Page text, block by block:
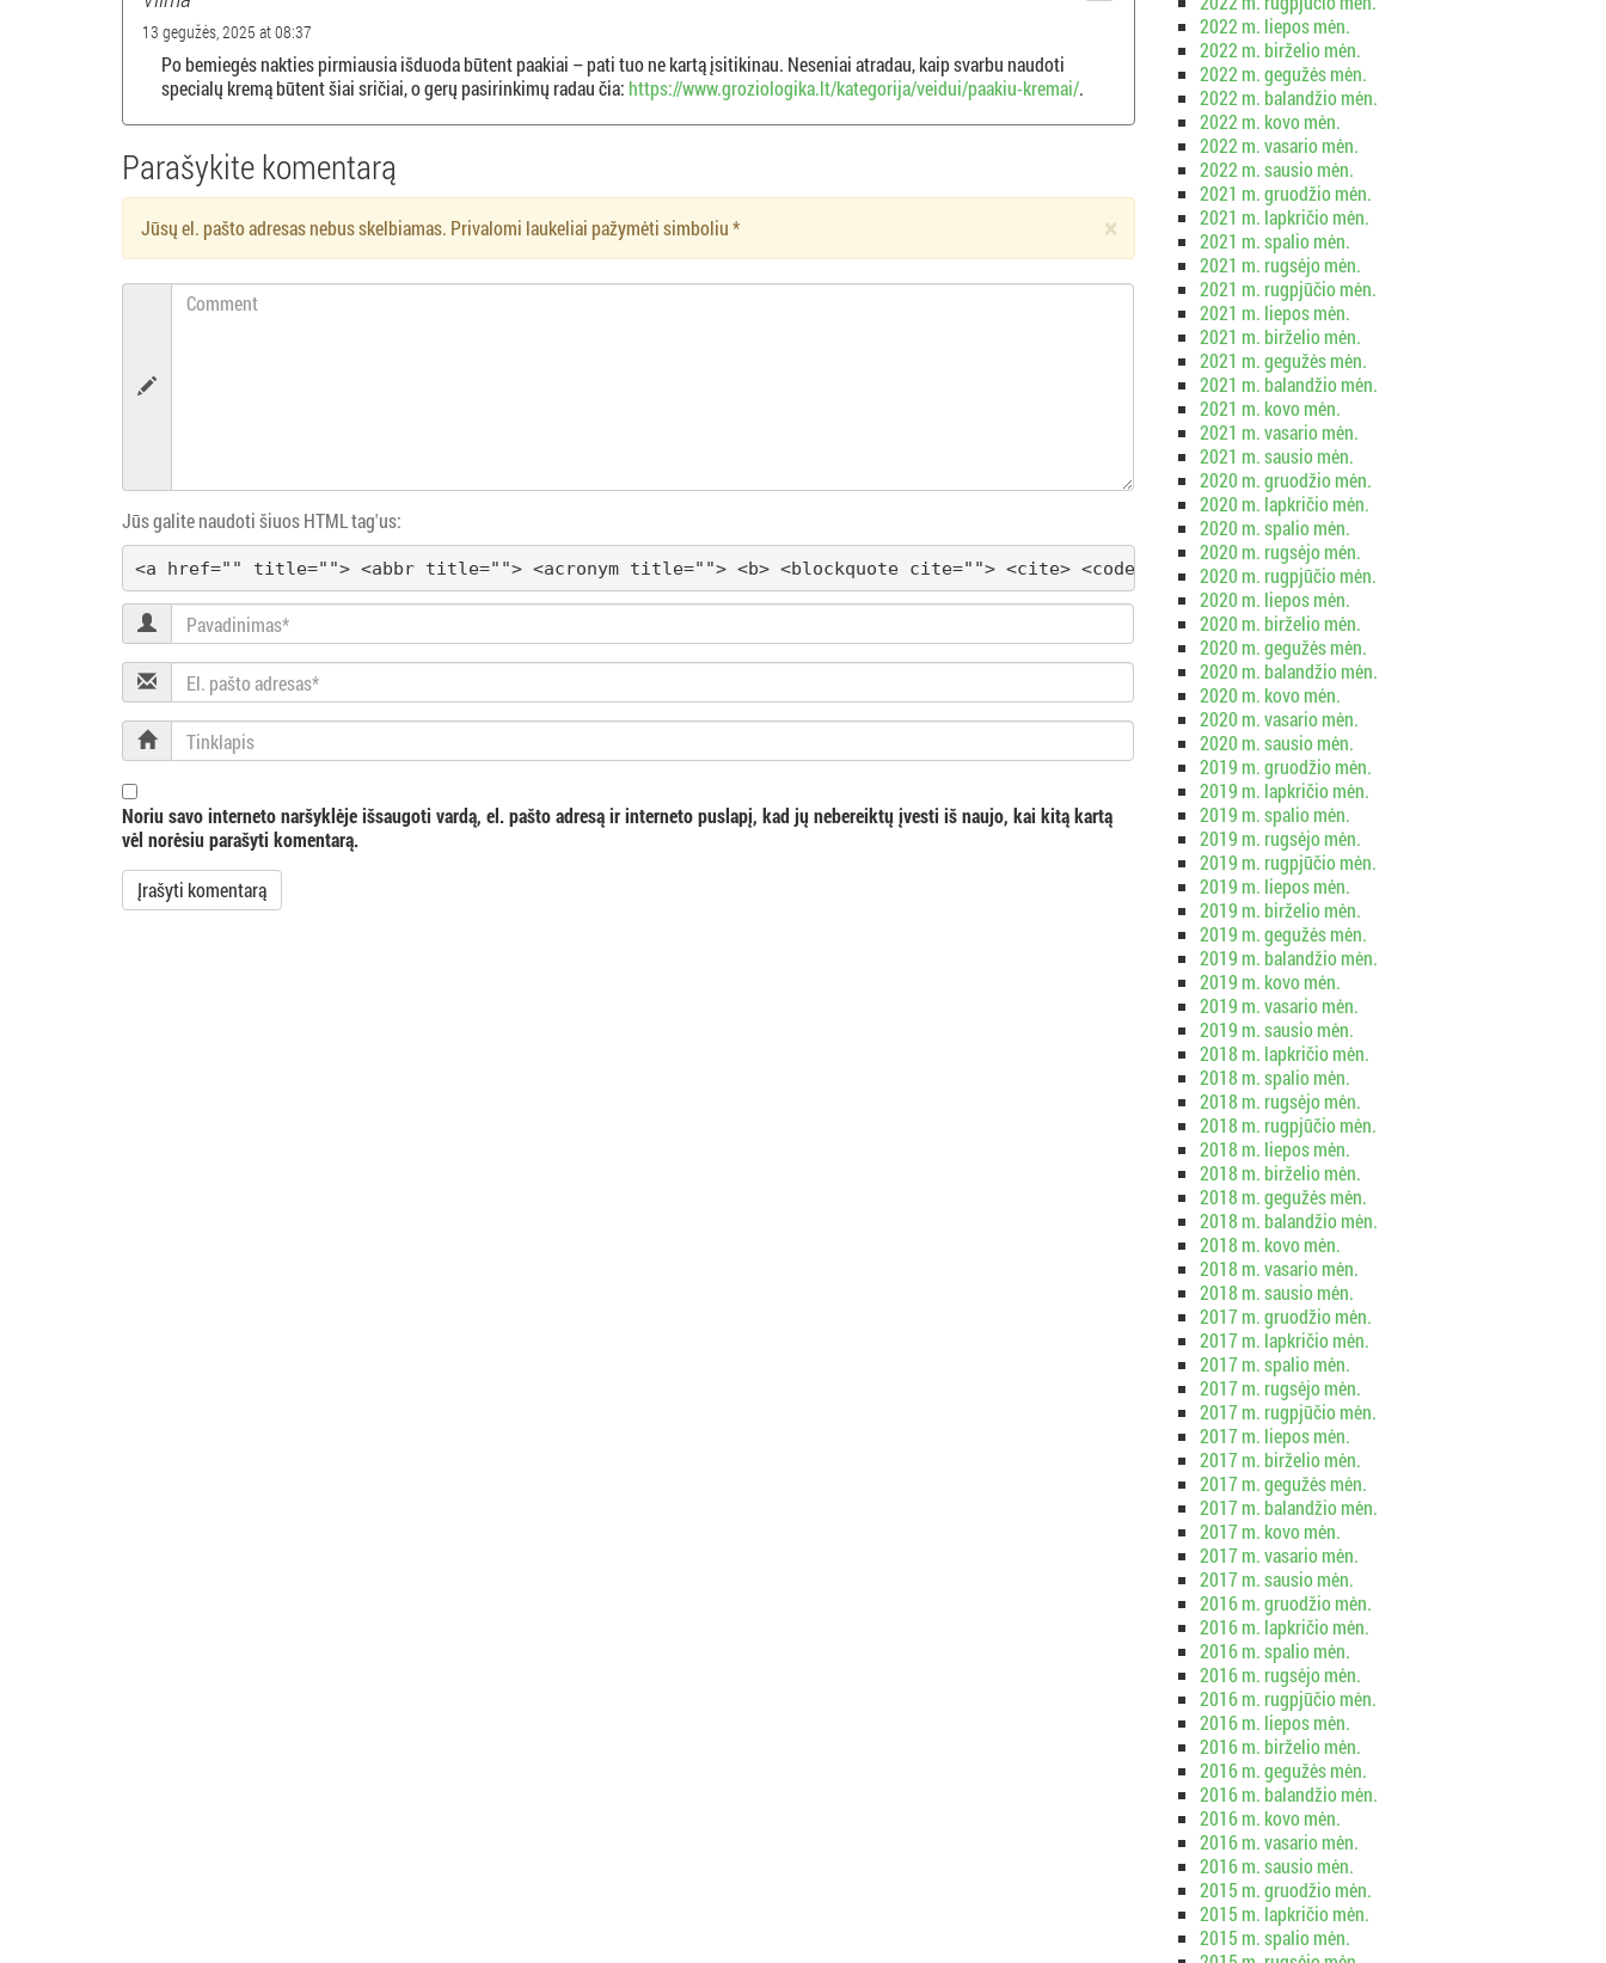
a
v
i
i
j
a
13 gegužės, 2025 at 08:37
Po bemiegės nakties pirmiausia išduoda būtent paakiai – pati tuo ne kartą įsitikinau. Neseniai atradau, kaip svarbu naudoti
specialų kremą būtent šiai sričiai, o gerų pasirinkimų radau čia: https://www.groziologika.lt/kategorija/veidui/paakiu-kremai/.
Parašykite komentarą
×
Jūsų el. pašto adresas nebus skelbiamas. Privalomi laukeliai pažymėti simboliu*
Comment
Jūs galite naudoti šiuos HTML tag'us:
<a href="" title=""> <abbr title=""> <acronym title=""> <b> <blockquote cite=""> <cite> <code> <del datetime=""> <em> <i> <q cite="">
Pavadinimas
El.
pašto
adresas
Tinklapis
Noriu savo interneto naršyklėje išsaugoti vardą, el. pašto adresą ir interneto puslapį, kad jų nebereiktų įvesti iš naujo, kai kitą kartą
vėl norėsiu parašyti komentarą.
2022 m. liepos mėn.
2022 m. birželio mėn.
2022 m. gegužės mėn.
2022 m. balandžio mėn.
2022 m. kovo mėn.
2022 m. vasario mėn.
2022 m. sausio mėn.
2021 m. gruodžio mėn.
2021 m. lapkričio mėn.
2021 m. spalio mėn.
2021 m. rugsėjo mėn.
2021 m. rugpjūčio mėn.
2021 m. liepos mėn.
2021 m. birželio mėn.
2021 m. gegužės mėn.
2021 m. balandžio mėn.
2021 m. kovo mėn.
2021 m. vasario mėn.
2021 m. sausio mėn.
2020 m. gruodžio mėn.
2020 m. lapkričio mėn.
2020 m. spalio mėn.
2020 m. rugsėjo mėn.
2020 m. rugpjūčio mėn.
2020 m. liepos mėn.
2020 m. birželio mėn.
2020 m. gegužės mėn.
2020 m. balandžio mėn.
2020 m. kovo mėn.
2020 m. vasario mėn.
2020 m. sausio mėn.
2019 m. gruodžio mėn.
2019 m. lapkričio mėn.
2019 m. spalio mėn.
2019 m. rugsėjo mėn.
2019 m. rugpjūčio mėn.
2019 m. liepos mėn.
2019 m. birželio mėn.
2019 m. gegužės mėn.
2019 m. balandžio mėn.
2019 m. kovo mėn.
2019 m. vasario mėn.
2019 m. sausio mėn.
2018 m. lapkričio mėn.
2018 m. spalio mėn.
2018 m. rugsėjo mėn.
2018 m. rugpjūčio mėn.
2018 m. liepos mėn.
2018 m. birželio mėn.
2018 m. gegužės mėn.
2018 m. balandžio mėn.
2018 m. kovo mėn.
2018 m. vasario mėn.
2018 m. sausio mėn.
2017 m. gruodžio mėn.
2017 m. lapkričio mėn.
2017 m. spalio mėn.
2017 m. rugsėjo mėn.
2017 m. rugpjūčio mėn.
2017 m. liepos mėn.
2017 m. birželio mėn.
2017 m. gegužės mėn.
2017 m. balandžio mėn.
2017 m. kovo mėn.
2017 m. vasario mėn.
2017 m. sausio mėn.
2016 m. gruodžio mėn.
2016 m. lapkričio mėn.
2016 m. spalio mėn.
2016 m. rugsėjo mėn.
2016 m. rugpjūčio mėn.
2016 m. liepos mėn.
2016 m. birželio mėn.
2016 m. gegužės mėn.
2016 m. balandžio mėn.
2016 m. kovo mėn.
2016 m. vasario mėn.
2016 m. sausio mėn.
2015 m. gruodžio mėn.
2015 m. lapkričio mėn.
2015 m. spalio mėn.